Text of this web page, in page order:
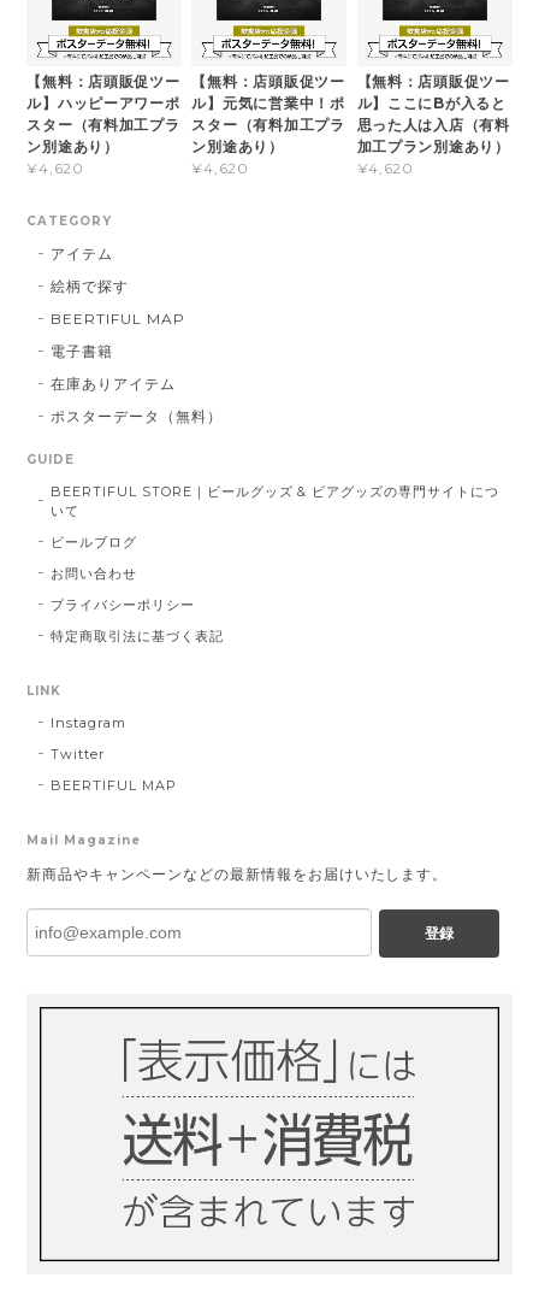
【無料：店頭販促ツー
ル】ハッピーアワーポ
スター（有料加工プラ
ン別途あり）
¥4,620
【無料：店頭販促ツー
ル】元気に営業中！ポ
スター（有料加工プラ
ン別途あり）
¥4,620
【無料：店頭販促ツー
ル】ここにBが入ると
思った人は入店（有料
加工プラン別途あり）
¥4,620
CATEGORY
アイテム
絵柄で探す
BEERTIFUL MAP
電子書籍
在庫ありアイテム
ポスターデータ（無料）
GUIDE
BEERTIFUL STORE｜ビールグッズ & ビアグッズの専門サイトにつ
いて
ビールブログ
お問い合わせ
プライバシーポリシー
特定商取引法に基づく表記
LINK
Instagram
Twitter
BEERTIFUL MAP
Mail Magazine
新商品やキャンペーンなどの最新情報をお届けいたします。
登録